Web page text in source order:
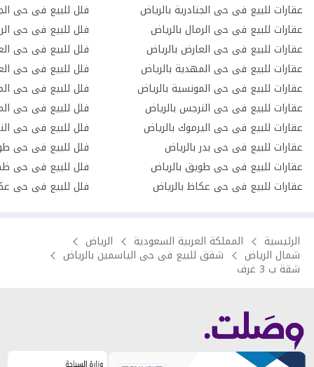
عقارات للبيع فى حى الجنادرية بالرياض
عقارات للبيع فى حى الرمال بالرياض
عقارات للبيع فى حى العارض بالرياض
عقارات للبيع فى حى المهدية بالرياض
عقارات للبيع فى حى المونسية بالرياض
عقارات للبيع فى حى النرجس بالرياض
عقارات للبيع فى حى اليرموك بالرياض
عقارات للبيع فى حى بدر بالرياض
عقارات للبيع فى حى طويق بالرياض
عقارات للبيع فى حى عكاظ بالرياض
فلل للبيع فى حى
فلل للبيع فى حى
فلل للبيع فى حى
فلل للبيع فى حى
فلل للبيع فى حى
فلل للبيع فى حى
فلل للبيع فى حى
فلل للبيع فى حى
فلل للبيع فى حى
فلل للبيع فى حى
الرئيسية المملكة العربية السعودية الرياض
شمال الرياض شقق للبيع فى حى الياسمين بالرياض
شقة ب 3 غرف